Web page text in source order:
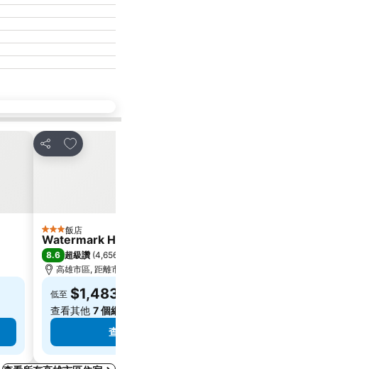
分享
加入我的最愛
3 星級飯店
Watermark Hotel-The Harbour
8.6 超級讚 (4,656 個評分
高雄市區, 距離市中心 3.2 公里
低至 $1,483
查看其他 7 個網站
查看價格